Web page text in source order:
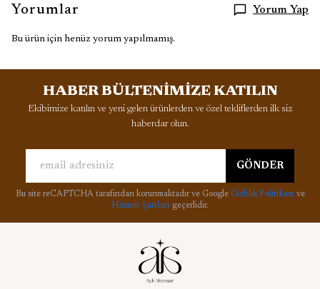
Yorumlar Yorum Yap
Bu ürün için henüz yorum yapılmamış.
HABER BÜLTENİMİZE KATILIN
Ekibimize katılın ve yeni gelen ürünlerden ve özel tekliflerden ilk siz
haberdar olun.
GÖNDER
Bu site reCAPTCHA tarafından korunmaktadır ve Google Gizlilik Politikası ve
Hizmet Şartları geçerlidir.